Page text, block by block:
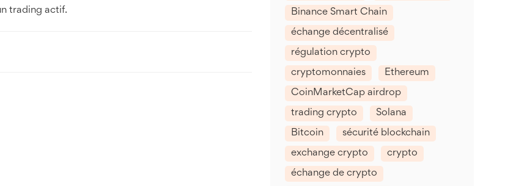
trading actif.
Binance Smart Chain
échange décentralisé
régulation crypto
cryptomonnaies Ethereum
CoinMarketCap airdrop
trading crypto Solana
Bitcoin sécurité blockchain
exchange crypto crypto
échange de crypto